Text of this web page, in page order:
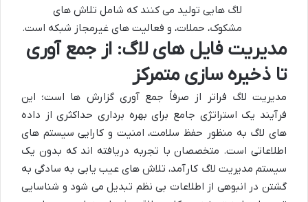
لاگ هایی تولید می کنند که شامل تلاش های
مشکوک، حملات، و فعالیت های غیرمجاز شبکه است.
مدیریت فایل های لاگ: از جمع آوری
تا ذخیره سازی متمرکز
مدیریت لاگ فراتر از صرفاً جمع آوری گزارش ها است؛ این
فرآیند یک استراتژی جامع برای بهره برداری حداکثری از داده
های لاگ به منظور حفظ سلامت، امنیت و کارایی سیستم های
اطلاعاتی است. متخصصان با تجربه دریافته اند که بدون یک
سیستم مدیریت لاگ کارآمد، تلاش های عیب یابی به سادگی به
گشتن در انبوهی از اطلاعات بی نظم تبدیل می شود و شناسایی